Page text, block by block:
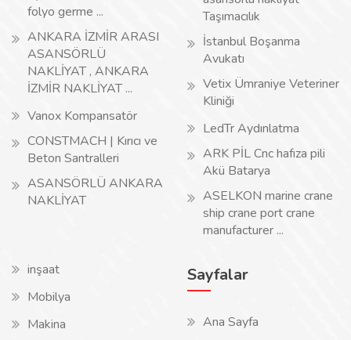
folyo germe ...
ANKARA İZMİR ARASI
ASANSÖRLÜ
NAKLİYAT , ANKARA
İZMİR NAKLİYAT ...
Vanox Kompansatör
CONSTMACH | Kırıcı ve
Beton Santralleri
ASANSÖRLÜ ANKARA
NAKLİYAT
Taşımacılık
İstanbul Boşanma
Avukatı
Vetix Ümraniye Veteriner
Kliniği
LedTr Aydınlatma
ARK PİL Cnc hafıza pili
Akü Batarya
ASELKON marine crane
ship crane port crane
manufacturer ...
inşaat
Mobilya
Makina
Sayfalar
Ana Sayfa